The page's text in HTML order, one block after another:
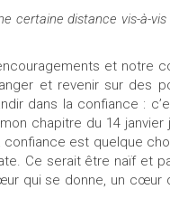
certaine distance vis-à-
et notre
et revenir sur des
dans la confiance :
chapitre du 14 janvier
est quelque
Ce serait être naïf et
qui se donne, un cœur